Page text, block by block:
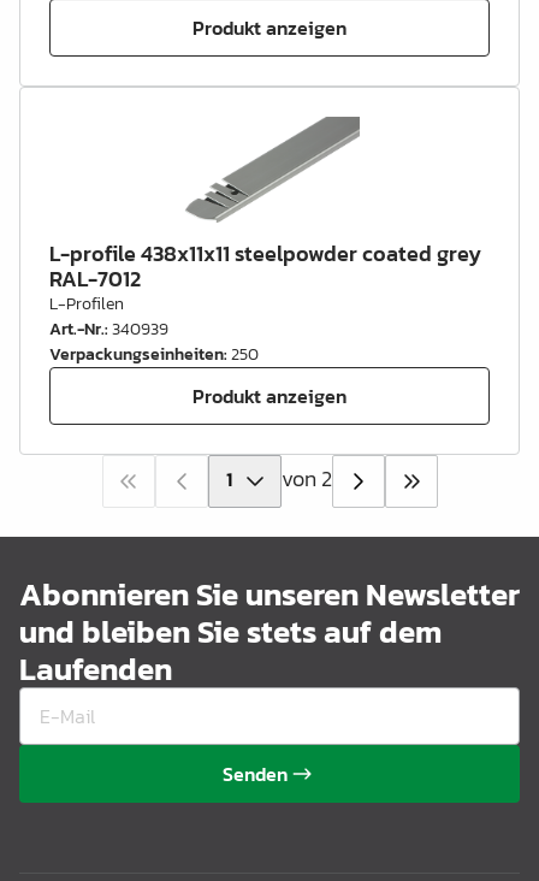
Produkt anzeigen
L-profile 438x11x11 steelpowder coated grey
RAL-7012
L-Profilen
Art.-Nr.:340939
Verpackungseinheiten:250
Produkt anzeigen
von 2
Abonnieren Sie unseren Newsletter
und bleiben Sie stets auf dem
Laufenden
Senden